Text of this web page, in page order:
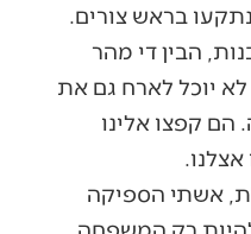
בראש צורים.
הבין די מהר
יוכל לארח גם את
קפצו אלינו
אשתי הספיקה